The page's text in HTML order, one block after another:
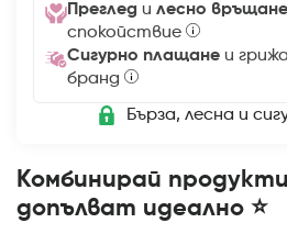
Преглед и лесно връщане
спокойствие
Сигурно плащане и
бранд
Бърза, лесна и
Комбинирай
допълват идеално ⭐